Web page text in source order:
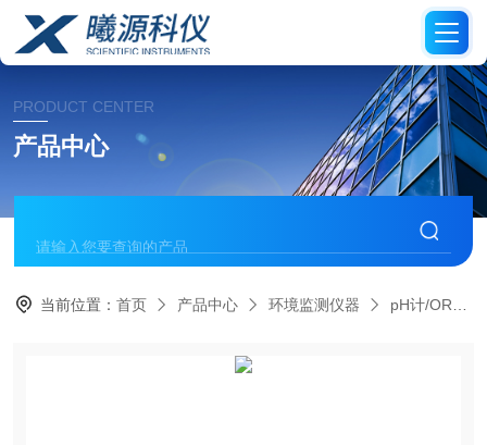
PRODUCT CENTER
产品中心
当前位置：首页 产品中心 环境监测仪器 pH计/ORP